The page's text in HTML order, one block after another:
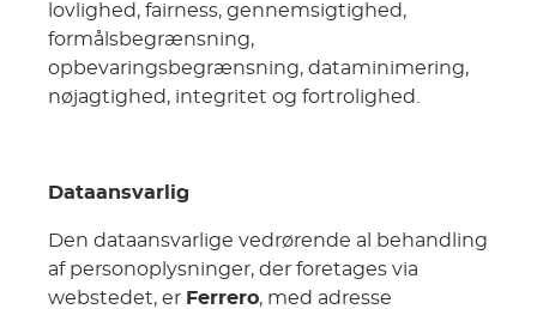
lovlighed, fairness, gennemsigtighed,
formålsbegrænsning,
opbevaringsbegrænsning, dataminimering,
nøjagtighed, integritet og fortrolighed.
Dataansvarlig
Den dataansvarlige vedrørende al behandling
af personoplysninger, der foretages via
webstedet, er Ferrero, med adresse